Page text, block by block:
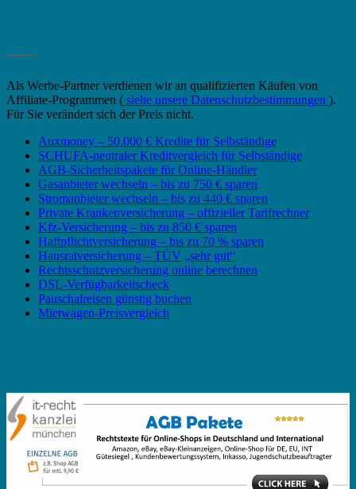
Als Werbe-Partner verdienen wir an qualifizierten Käufen von
Affiliate-Programmen ( siehe unsere Datenschutzbestimmungen ).
Für Sie verändert sich der Preis nicht.
Auxmoney – 50.000 € Kredite für Selbständige
SCHUFA-neutraler Kreditvergleich für Selbständige
AGB-Sicherheitspakete für Online-Händler
Gasanbieter wechseln – bis zu 750 € sparen
Stromanbieter wechseln – bis zu 440 € sparen
Private Krankenversicherung – offizieller Tarifrechner
Kfz-Versicherung – bis zu 850 € sparen
Haftpflichtversicherung – bis zu 70 % sparen
Hausratversicherung – TÜV „sehr gut“
Rechtsschutzversicherung online berechnen
DSL-Verfügbarkeitscheck
Pauschalreisen günstig buchen
Mietwagen-Preisvergleich